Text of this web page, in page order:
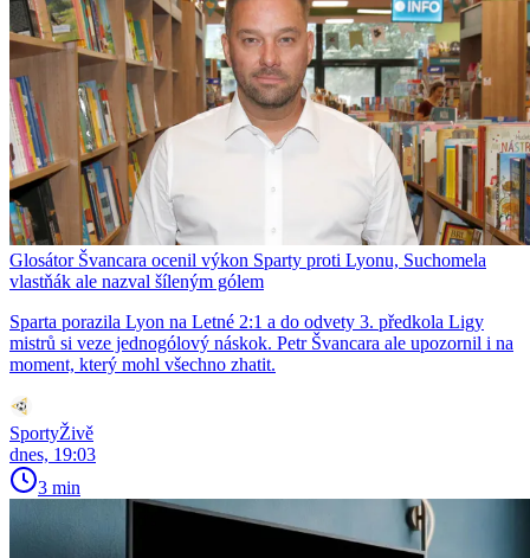
Glosátor Švancara ocenil výkon Sparty proti Lyonu, Suchomela
vlastňák ale nazval šíleným gólem
Sparta porazila Lyon na Letné 2:1 a do odvety 3. předkola Ligy
mistrů si veze jednogólový náskok. Petr Švancara ale upozornil i na
moment, který mohl všechno zhatit.
SportyŽivě
dnes, 19:03
3 min